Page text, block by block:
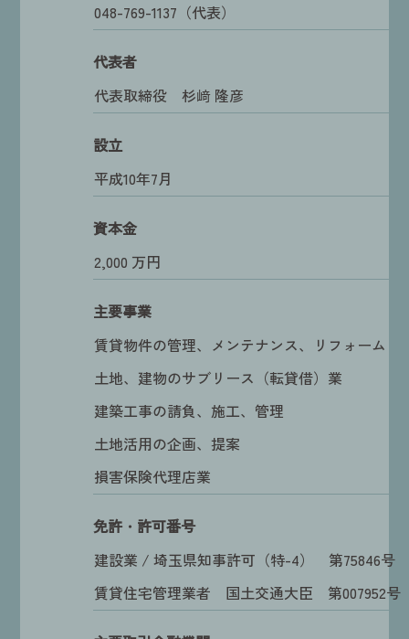
048-769-1137（代表）
代表者
代表取締役 杉﨑 隆彦
設立
平成10年7月
資本金
2,000 万円
主要事業
賃貸物件の管理、メンテナンス、リフォーム
土地、建物のサブリース（転貸借）業
建築工事の請負、施工、管理
土地活用の企画、提案
損害保険代理店業
免許・許可番号
建設業 / 埼玉県知事許可（特-4） 第75846号
賃貸住宅管理業者 国土交通大臣 第007952号